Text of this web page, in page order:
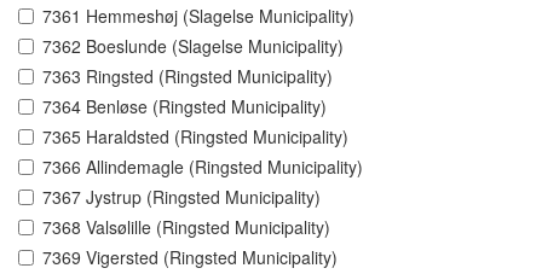
7361 Hemmeshøj (Slagelse Municipality)
7362 Boeslunde (Slagelse Municipality)
7363 Ringsted (Ringsted Municipality)
7364 Benløse (Ringsted Municipality)
7365 Haraldsted (Ringsted Municipality)
7366 Allindemagle (Ringsted Municipality)
7367 Jystrup (Ringsted Municipality)
7368 Valsølille (Ringsted Municipality)
7369 Vigersted (Ringsted Municipality)